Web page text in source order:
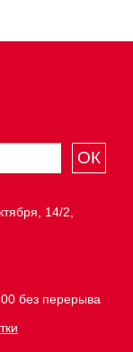
ОК
14/2,
без перерыва